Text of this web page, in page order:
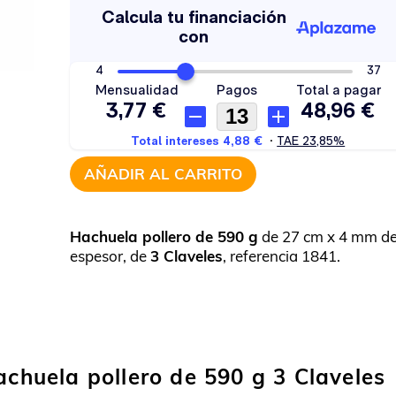
AÑADIR AL CARRITO
Hachuela pollero de 590 g de 27 cm x 4 mm
espesor, de3 Claveles, referencia 1841.
pollero de 590 g 3 Claveles